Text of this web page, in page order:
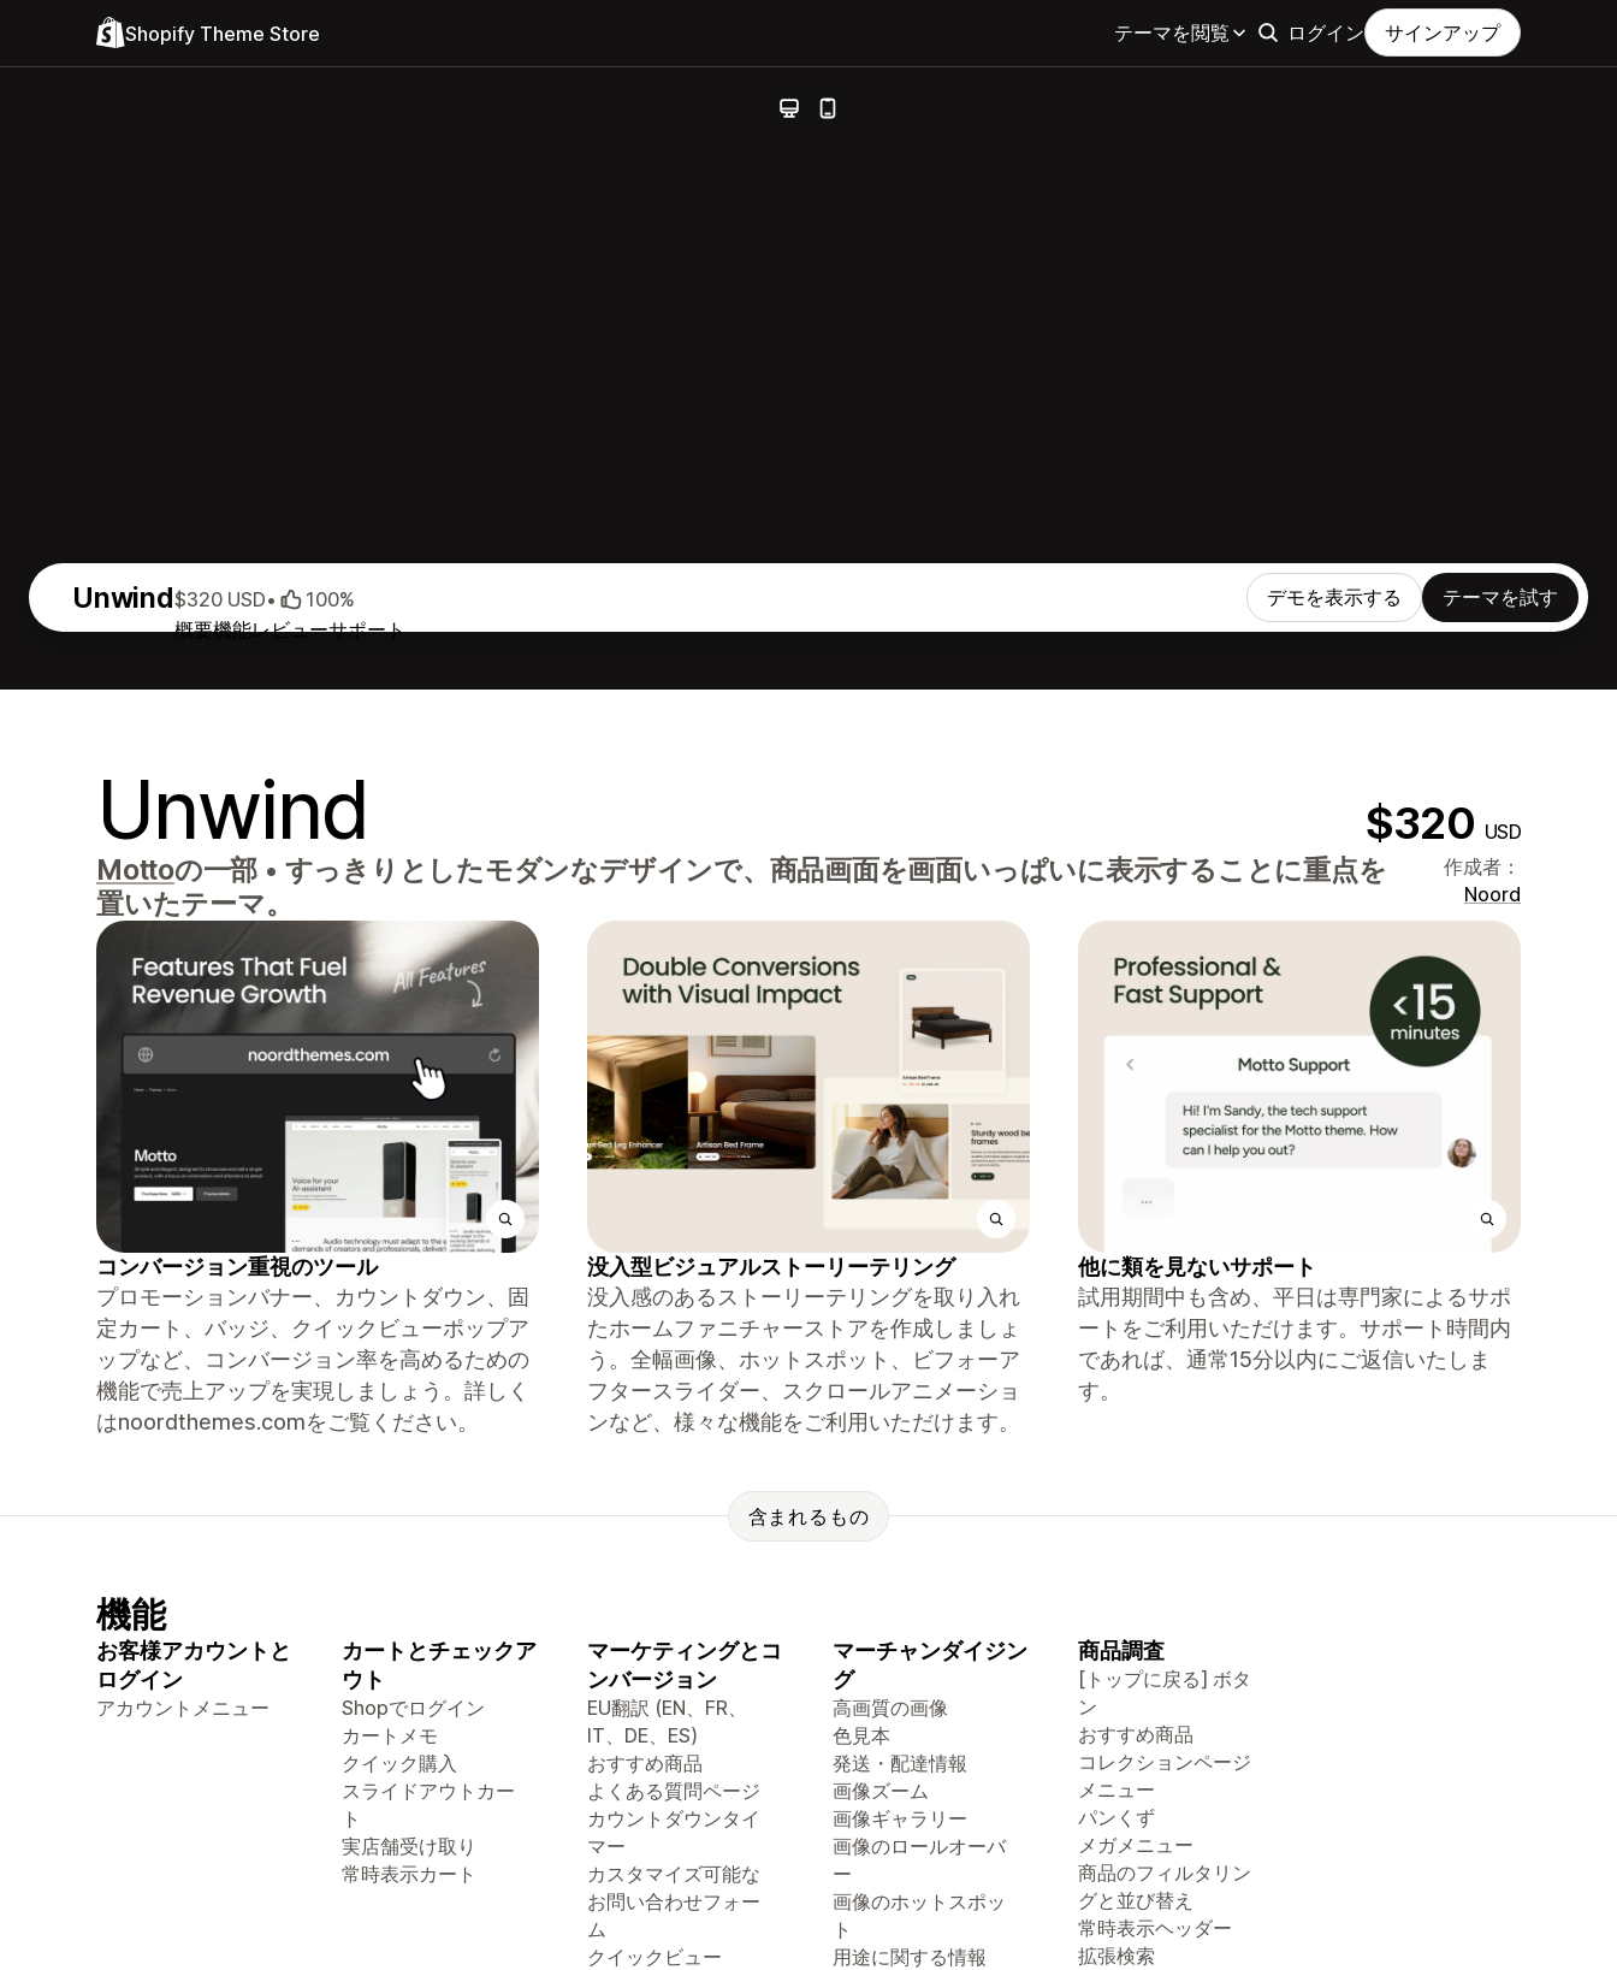
Shopify Theme Store テーマを閲覧 ログイン サインアップ
Unwind
概要機能レビューサポート
$320 USD• 100% デモを表示する テーマを試す
Unwind $320 USD
Mottoの一部 • すっきりとしたモダンなデザインで、商品画面を画面いっぱいに表示することに重点を
置いたテーマ。
作成者：
Noord
コンバージョン重視のツール
プロモーションバナー、カウントダウン、固
定カート、バッジ、クイックビューポップア
ップなど、コンバージョン率を高めるための
機能で売上アップを実現しましょう。詳しく
はnoordthemes.comをご覧ください。
没入型ビジュアルストーリーテリング
没入感のあるストーリーテリングを取り入れ
たホームファニチャーストアを作成しましょ
う。全幅画像、ホットスポット、ビフォーア
フタースライダー、スクロールアニメーショ
ンなど、様々な機能をご利用いただけます。
他に類を見ないサポート
試用期間中も含め、平日は専門家によるサポ
ートをご利用いただけます。サポート時間内
であれば、通常15分以内にご返信いたしま
す。
含まれるもの
機能
お客様アカウントと
ログイン
アカウントメニュー
カートとチェックア
ウト
Shopでログイン
カートメモ
クイック購入
スライドアウトカー
ト
実店舗受け取り
常時表示カート
マーケティングとコ
ンバージョン
EU翻訳 (EN、FR、
IT、DE、ES)
おすすめ商品
よくある質問ページ
カウントダウンタイ
マー
カスタマイズ可能な
お問い合わせフォー
ム
クイックビュー
マーチャンダイジン
グ
高画質の画像
色見本
発送・配達情報
画像ズーム
画像ギャラリー
画像のロールオーバ
ー
画像のホットスポッ
ト
用途に関する情報
商品調査
[トップに戻る] ボタ
ン
おすすめ商品
コレクションページ
メニュー
パンくず
メガメニュー
商品のフィルタリン
グと並び替え
常時表示ヘッダー
拡張検索